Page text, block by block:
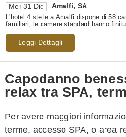
Mer 31 Dic Amalfi, SA
L'hotel 4 stelle a Amalfi dispone di 58
familiari, le camere standard hanno
Leggi Dettagli
Capodanno
relax tra SPA,
Per avere maggiori
terme, accesso SPA, o area